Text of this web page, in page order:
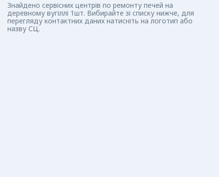
Знайдено сервісних центрів по ремонту печей на
деревному вугіллі 1шт. Вибирайте зі списку нижче, для
перегляду контактних даних натисніть на логотип або
назву СЦ.